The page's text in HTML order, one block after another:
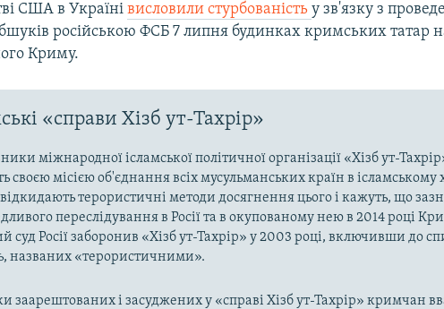
США в Українівисловили стурбованістьу зв'язку з
російською ФСБ 7 липня будинках кримських татар
Криму.
«справи Хізб ут-Тахрір»
міжнародної ісламської політичної організації «Хізб ут-
своєю місією об'єднання всіх мусульманських країн в ісламському
терористичні методи досягнення цього і кажуть, що
переслідування в Росії та в окупованому нею в 2014 році
суд Росії заборонив «Хізб ут-Тахрір» у 2003 році, включивши до
названих «терористичними».
заарештованих і засуджених у «справі Хізб ут-Тахрір» кримчан